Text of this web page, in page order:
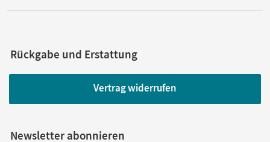
Rückgabe und Erstattung
Vertrag widerrufen
Newsletter abonnieren